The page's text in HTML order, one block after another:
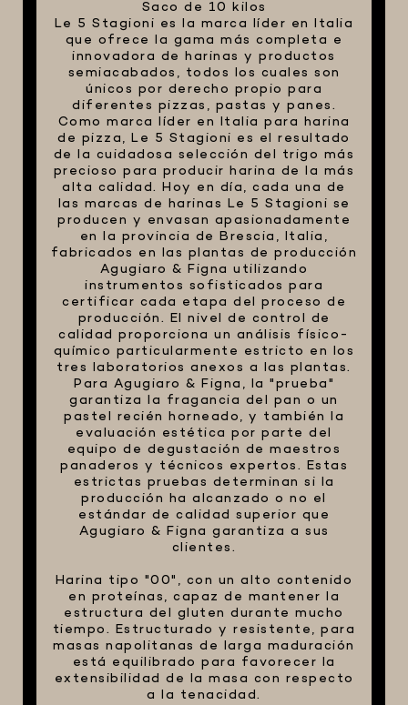
HORNOS PORTÁTILES PIZZA
NAPOLETANA
MASA MADRE
HARINAS ITALIANAS
CAFETERAS Y AFINES
CAFÉ
PARRILLA
MERCHANDISING
Saco de 10 kilos
Le 5 Stagioni es la marca líder en Italia
que ofrece la gama más completa e
innovadora de harinas y productos
semiacabados, todos los cuales son
únicos por derecho propio para
diferentes pizzas, pastas y panes.
Como marca líder en Italia para harina
de pizza, Le 5 Stagioni es el resultado
de la cuidadosa selección del trigo más
precioso para producir harina de la más
alta calidad. Hoy en día, cada una de
las marcas de harinas Le 5 Stagioni se
producen y envasan apasionadamente
en la provincia de Brescia, Italia,
fabricados en las plantas de producción
Agugiaro & Figna utilizando
instrumentos sofisticados para
certificar cada etapa del proceso de
producción. El nivel de control de
calidad proporciona un análisis físico-
químico particularmente estricto en los
tres laboratorios anexos a las plantas.
Para Agugiaro & Figna, la "prueba"
garantiza la fragancia del pan o un
pastel recién horneado, y también la
evaluación estética por parte del
equipo de degustación de maestros
panaderos y técnicos expertos. Estas
estrictas pruebas determinan si la
producción ha alcanzado o no el
estándar de calidad superior que
Agugiaro & Figna garantiza a sus
clientes.
Harina tipo "00", con un alto contenido
en proteínas, capaz de mantener la
estructura del gluten durante mucho
tiempo. Estructurado y resistente, para
masas napolitanas de larga maduración
está equilibrado para favorecer la
extensibilidad de la masa con respecto
a la tenacidad.